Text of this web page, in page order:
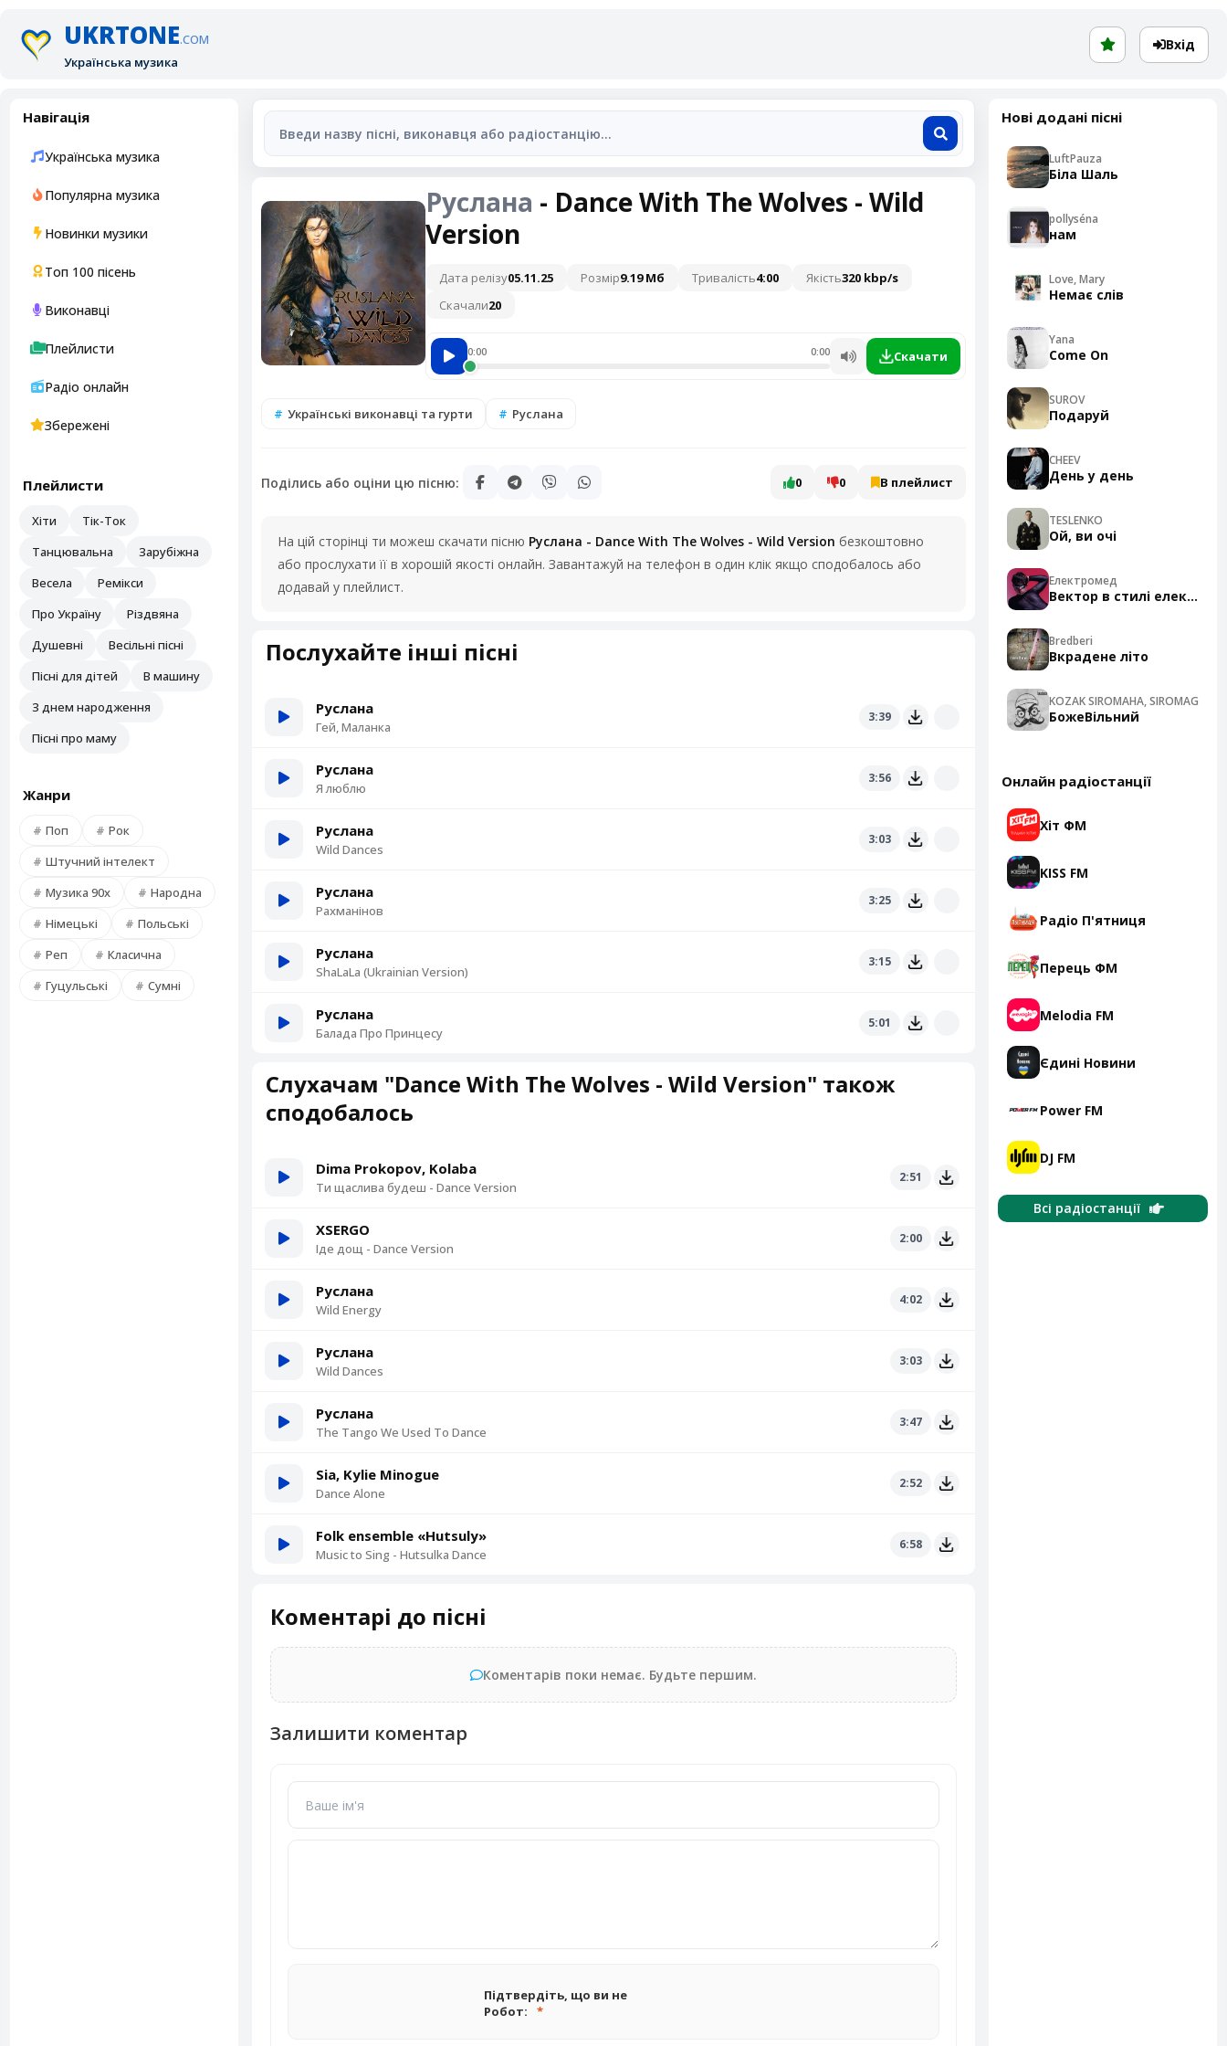
UKRTONE.COM
Українська музика
Вхід
Навігація
Українська музика
Популярна музика
Новинки музики
Топ 100 пісень
Виконавці
Плейлисти
Радіо онлайн
Збережені
Плейлисти
Хіти
Тік-Ток
Танцювальна
Зарубіжна
Весела
Ремікси
Про Україну
Різдвяна
Душевні
Весільні пісні
Пісні для дітей
В машину
З днем народження
Пісні про маму
Жанри
Поп
Рок
Штучний інтелект
Музика 90х
Народна
Німецькі
Польські
Реп
Класична
Гуцульські
Сумні
Руслана - Dance With The Wolves - Wild
Version
Дата релізу05.11.25 Розмір9.19 Мб Тривалість4:00 Якість320 kbp/s
Скачали20
0:00 0:00 Скачати
Українські виконавці та гурти Руслана
Поділись або оціни цю пісню: 0 0 В плейлист
На цій сторінці ти можеш скачати пісню Руслана - Dance With The Wolves - Wild Version безкоштовно
або прослухати її в хорошій якості онлайн. Завантажуй на телефон в один клік якщо сподобалось або
додавай у плейлист.
Послухайте інші пісні
Руслана
Гей, Маланка
3:39
Руслана
Я люблю
3:56
Руслана
Wild Dances
3:03
Руслана
Рахманінов
3:25
Руслана
ShaLaLa (Ukrainian Version)
3:15
Руслана
Балада Про Принцесу
5:01
Слухачам "Dance With The Wolves - Wild Version" також
сподобалось
Dima Prokopov, Kolaba
Ти щаслива будеш - Dance Version
2:51
XSERGO
Іде дощ - Dance Version
2:00
Руслана
Wild Energy
4:02
Руслана
Wild Dances
3:03
Руслана
The Tango We Used To Dance
3:47
Sia, Kylie Minogue
Dance Alone
2:52
Folk ensemble «Hutsuly»
Music to Sing - Hutsulka Dance
6:58
Коментарі до пісні
Коментарів поки немає. Будьте першим.
Залишити коментар
Підтвердіть, що ви не
Робот:
Нові додані пісні
LuftPauza
Біла Шаль
pollyséna
нам
Love, Mary
Немає слів
Yana
Come On
SUROV
Подаруй
CHEEV
День у день
TESLENKO
Ой, ви очі
Електромед
Вектор в стилі електро
Bredberi
Вкрадене літо
KOZAK SIROMAHA, SIROMAG
БожеВільний
Онлайн радіостанції
Хіт ФМ
KISS FM
Радіо П'ятниця
Перець ФМ
Melodia FM
Єдині Новини
Power FM
DJ FM
Всі радіостанції